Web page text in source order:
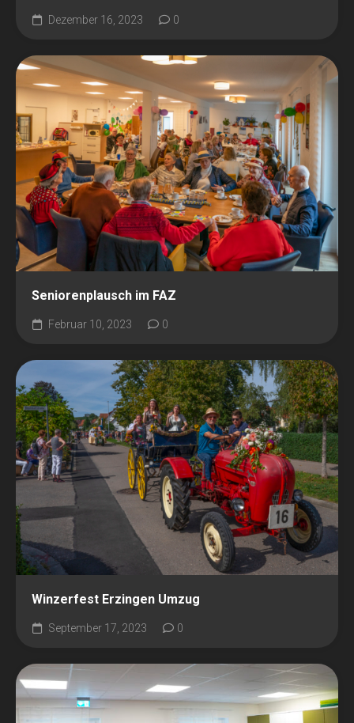
Dezember 16, 2023 0
Seniorenplausch im FAZ
Februar 10, 2023 0
Winzerfest Erzingen Umzug
September 17, 2023 0